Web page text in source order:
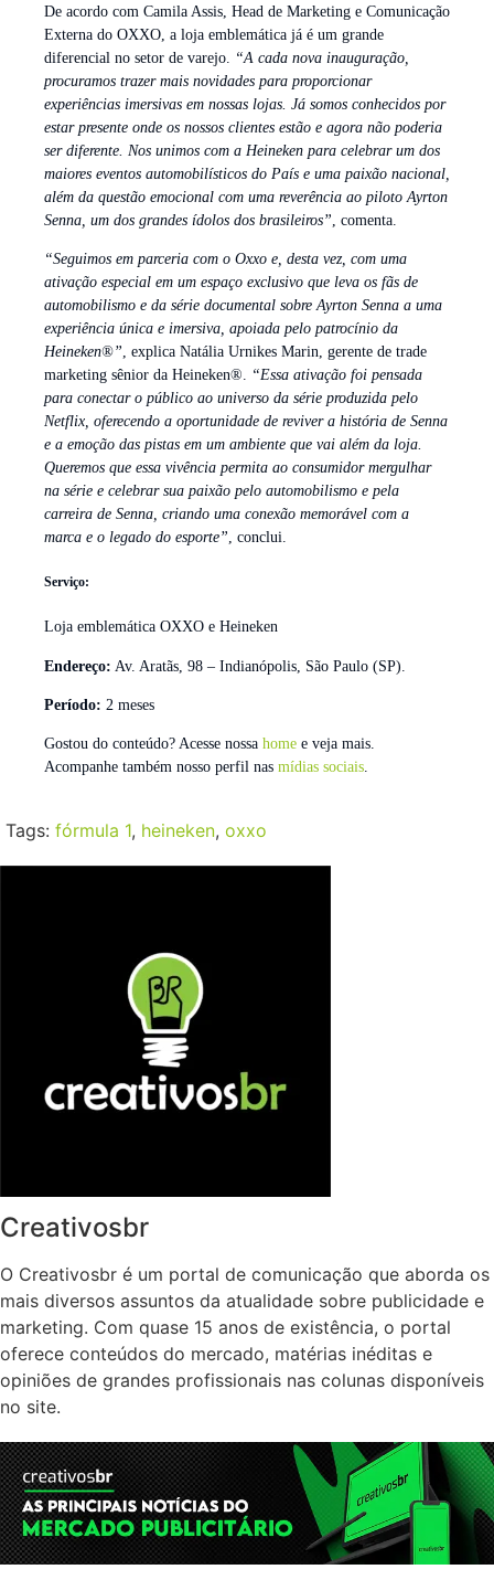
De acordo com Camila Assis, Head de Marketing e Comunicação
Externa do OXXO, a loja emblemática já é um grande
diferencial no setor de varejo. “A cada nova inauguração,
procuramos trazer mais novidades para proporcionar
experiências imersivas em nossas lojas. Já somos conhecidos por
estar presente onde os nossos clientes estão e agora não poderia
ser diferente. Nos unimos com a Heineken para celebrar um dos
maiores eventos automobilísticos do País e uma paixão nacional,
além da questão emocional com uma reverência ao piloto Ayrton
Senna, um dos grandes ídolos dos brasileiros”, comenta.
“Seguimos em parceria com o Oxxo e, desta vez, com uma
ativação especial em um espaço exclusivo que leva os fãs de
automobilismo e da série documental sobre Ayrton Senna a uma
experiência única e imersiva, apoiada pelo patrocínio da
Heineken®”, explica Natália Urnikes Marin, gerente de trade
marketing sênior da Heineken®. “Essa ativação foi pensada
para conectar o público ao universo da série produzida pelo
Netflix, oferecendo a oportunidade de reviver a história de Senna
e a emoção das pistas em um ambiente que vai além da loja.
Queremos que essa vivência permita ao consumidor mergulhar
na série e celebrar sua paixão pelo automobilismo e pela
carreira de Senna, criando uma conexão memorável com a
marca e o legado do esporte”, conclui.
Serviço:
Loja emblemática OXXO e Heineken
Endereço: Av. Aratãs, 98 – Indianópolis, São Paulo (SP).
Período: 2 meses
Gostou do conteúdo? Acesse nossa home e veja mais.
Acompanhe também nosso perfil nas mídias sociais.
Tags: fórmula 1, heineken, oxxo
Creativosbr
O Creativosbr é um portal de comunicação que aborda os
mais diversos assuntos da atualidade sobre publicidade e
marketing. Com quase 15 anos de existência, o portal
oferece conteúdos do mercado, matérias inéditas e
opiniões de grandes profissionais nas colunas disponíveis
no site.